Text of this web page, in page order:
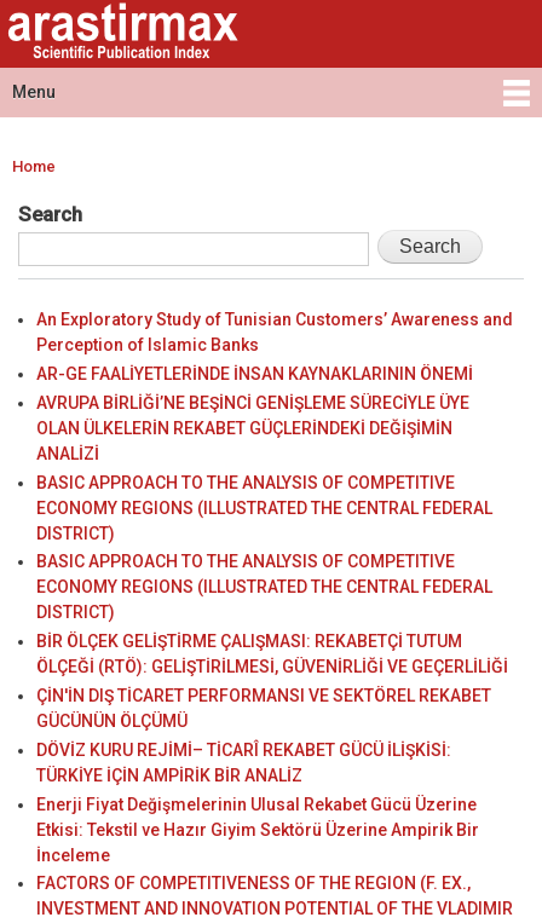
Skip to
main
content
Arastirmax
- Scientific
Publication
Index
Arastirmax
Scientific
Publication
Index
Menu
Main menu
You are here
Home
Search
An Exploratory Study of Tunisian Customers’ Awareness and
Perception of Islamic Banks
AR-GE FAALİYETLERİNDE İNSAN KAYNAKLARININ ÖNEMİ
AVRUPA BİRLİĞİ’NE BEŞİNCİ GENİŞLEME SÜRECİYLE ÜYE
OLAN ÜLKELERİN REKABET GÜÇLERİNDEKİ DEĞİŞİMİN
ANALİZİ
BASIC APPROACH TO THE ANALYSIS OF COMPETITIVE
ECONOMY REGIONS (ILLUSTRATED THE CENTRAL FEDERAL
DISTRICT)
BASIC APPROACH TO THE ANALYSIS OF COMPETITIVE
ECONOMY REGIONS (ILLUSTRATED THE CENTRAL FEDERAL
DISTRICT)
BİR ÖLÇEK GELİŞTİRME ÇALIŞMASI: REKABETÇİ TUTUM
ÖLÇEĞİ (RTÖ): GELİŞTİRİLMESİ, GÜVENİRLİĞİ VE GEÇERLİLİĞİ
ÇİN'İN DIŞ TİCARET PERFORMANSI VE SEKTÖREL REKABET
GÜCÜNÜN ÖLÇÜMÜ
DÖVİZ KURU REJİMİ– TİCARÎ REKABET GÜCÜ İLİŞKİSİ:
TÜRKİYE İÇİN AMPİRİK BİR ANALİZ
Enerji Fiyat Değişmelerinin Ulusal Rekabet Gücü Üzerine
Etkisi: Tekstil ve Hazır Giyim Sektörü Üzerine Ampirik Bir
İnceleme
FACTORS OF COMPETITIVENESS OF THE REGION (F. EX.,
INVESTMENT AND INNOVATION POTENTIAL OF THE VLADIMIR